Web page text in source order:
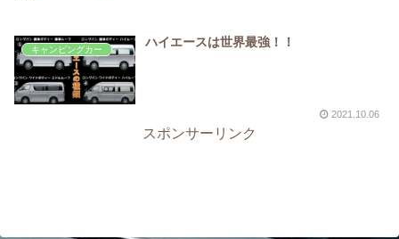
キャンピングカー
ハイエースは世界最強！！
2021.10.06
スポンサーリンク